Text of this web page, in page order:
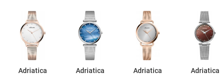
Adriatica
Adriatica
Adriatica
Adriatica